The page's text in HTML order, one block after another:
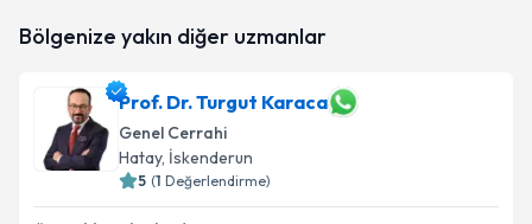
talebi oluşturun. Size bu uzmandan randevu almanız
bilgilendireceğiz.
E-posta Adresiniz
Bölgenize yakın diğer uzmanlar
Prof. Dr. Turgut Karaca
Genel Cerrahi
Hatay, İskenderun
5 (1 Değerlendirme)